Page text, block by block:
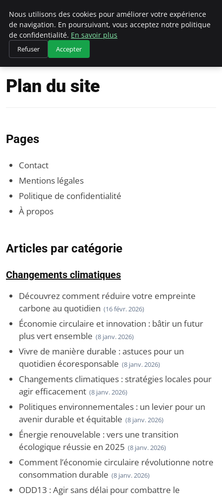
Climategatecountryclub.com
Accueil Plan du site
Plan du site
Pages
Contact
Mentions légales
Politique de confidentialité
À propos
Articles par catégorie
Changements climatiques
Découvrez comment réduire votre empreinte
carbone au quotidien (16 févr. 2026)
Économie circulaire et innovation : bâtir un futur
plus vert ensemble (8 janv. 2026)
Vivre de manière durable : astuces pour un
quotidien écoresponsable (8 janv. 2026)
Changements climatiques : stratégies locales pour
agir efficacement (8 janv. 2026)
Politiques environnementales : un levier pour un
avenir durable et équitable (8 janv. 2026)
Énergie renouvelable : vers une transition
écologique réussie en 2025 (8 janv. 2026)
Comment l’économie circulaire révolutionne notre
consommation durable (8 janv. 2026)
ODD13 : Agir sans délai pour combattre le
Nous utilisons des cookies pour améliorer votre expérience
de navigation. En poursuivant, vous acceptez notre politique
de confidentialité. En savoir plus
Refuser Accepter